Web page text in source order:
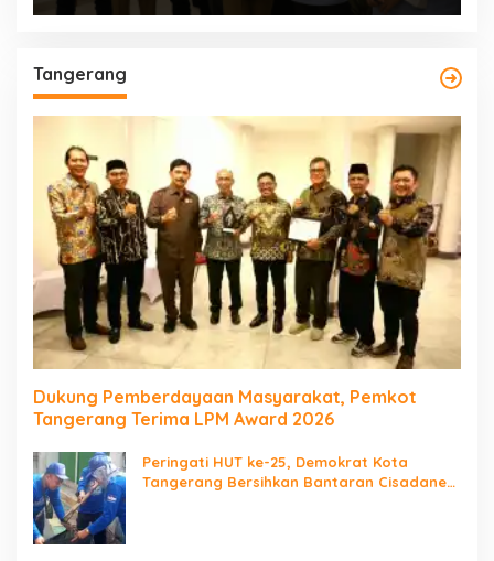
Tangerang
Dukung Pemberdayaan Masyarakat, Pemkot
Tangerang Terima LPM Award 2026
Peringati HUT ke-25, Demokrat Kota
Tangerang Bersihkan Bantaran Cisadane